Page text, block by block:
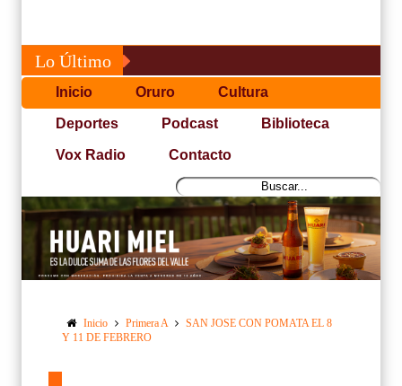
Lo Último
Inicio Oruro Cultura
Deportes Podcast Biblioteca
Vox Radio Contacto
Inicio Primera A
SAN JOSE CON POMATA EL 8
Y 11 DE FEBRERO